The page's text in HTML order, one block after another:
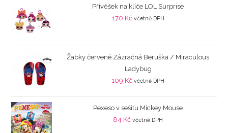
Přívěšek na klíče LOL Surprise
170 Kč včetně DPH
Žabky červené Zázračná Beruška / Miraculous
Ladybug
109 Kč včetně DPH
Pexeso v sešitu Mickey Mouse
84 Kč včetně DPH